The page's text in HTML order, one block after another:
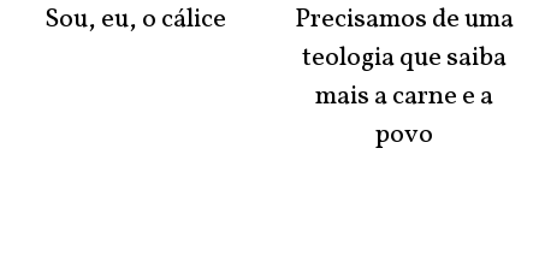
Sou, eu, o cálice
Precisamos de uma
teologia que saiba
mais a carne e a
povo